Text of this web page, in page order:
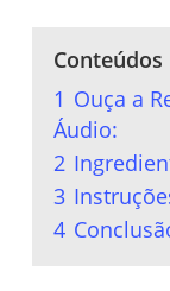
Conteúdos
1 Ouça a
Áudio:
2
3
4